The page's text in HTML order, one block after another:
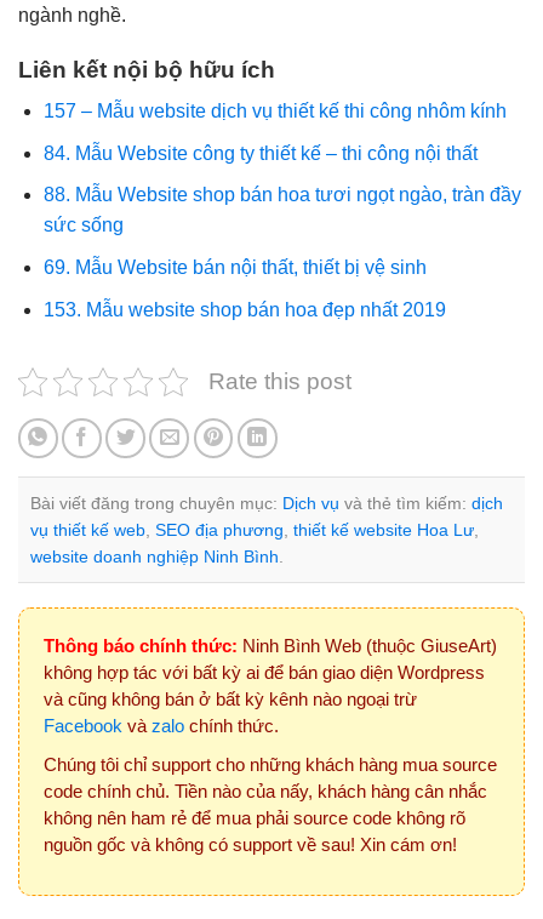
ngành nghề.
Liên kết nội bộ hữu ích
157 – Mẫu website dịch vụ thiết kế thi công nhôm kính
84. Mẫu Website công ty thiết kế – thi công nội thất
88. Mẫu Website shop bán hoa tươi ngọt ngào, tràn đầy
sức sống
69. Mẫu Website bán nội thất, thiết bị vệ sinh
153. Mẫu website shop bán hoa đẹp nhất 2019
Rate this post
Bài viết đăng trong chuyên mục: Dịch vụ và thẻ tìm kiếm: dịch
vụ thiết kế web SEO địa phương thiết kế website Hoa Lư
website doanh nghiệp Ninh Bình
Thông báo chính thức: Ninh Bình Web (thuộc GiuseArt)
không hợp tác với bất kỳ ai để bán giao diện Wordpress
và cũng không bán ở bất kỳ kênh nào ngoại trừ
Facebook và zalo chính thức.
Chúng tôi chỉ support cho những khách hàng mua source
code chính chủ. Tiền nào của nấy, khách hàng cân nhắc
không nên ham rẻ để mua phải source code không rõ
nguồn gốc và không có support về sau! Xin cám ơn!